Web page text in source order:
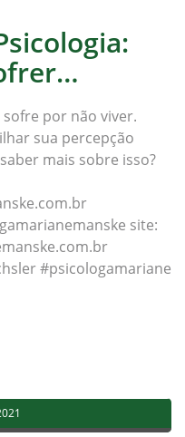
por não viver.
sua percepção
mais sobre isso?
site: